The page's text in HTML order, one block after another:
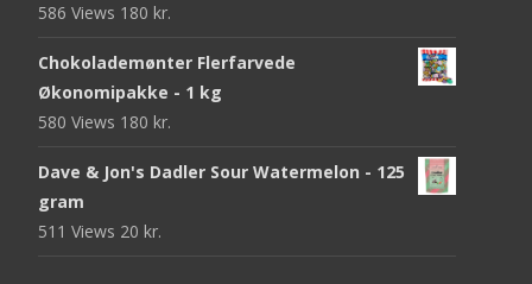
586 Views 180 kr.
Chokolademønter Flerfarvede
Økonomipakke - 1 kg
580 Views 180 kr.
Dave & Jon's Dadler Sour Watermelon - 125
gram
511 Views 20 kr.